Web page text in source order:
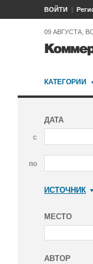
ВОЙТИ
09 АВГУСТА,
КАТЕГОРИИ
ДАТА
с
по
ИСТОЧНИК
МЕСТО
АВТОР